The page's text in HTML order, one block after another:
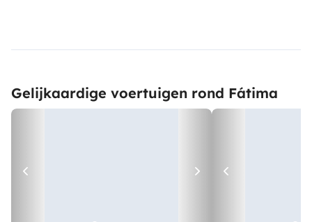
Gelijkaardige voertuigen rond Fátima